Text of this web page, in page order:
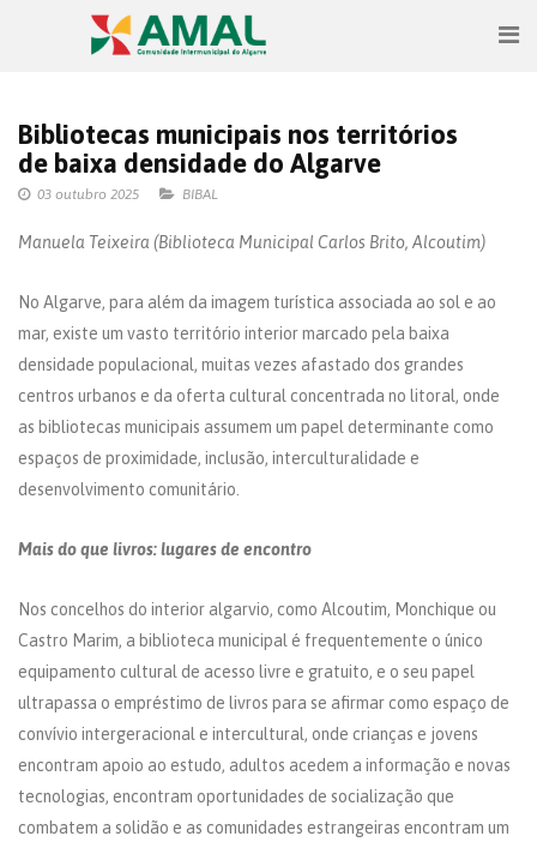
Bibliotecas municipais nos territórios
de baixa densidade do Algarve
03 outubro 2025 BIBAL
Manuela Teixeira (Biblioteca Municipal Carlos Brito, Alcoutim)
No Algarve, para além da imagem turística associada ao sol e ao
mar, existe um vasto território interior marcado pela baixa
densidade populacional, muitas vezes afastado dos grandes
centros urbanos e da oferta cultural concentrada no litoral, onde
as bibliotecas municipais assumem um papel determinante como
espaços de proximidade, inclusão, interculturalidade e
desenvolvimento comunitário.
Mais do que livros: lugares de encontro
Nos concelhos do interior algarvio, como Alcoutim, Monchique ou
Castro Marim, a biblioteca municipal é frequentemente o único
equipamento cultural de acesso livre e gratuito, e o seu papel
ultrapassa o empréstimo de livros para se afirmar como espaço de
convívio intergeracional e intercultural, onde crianças e jovens
encontram apoio ao estudo, adultos acedem a informação e novas
tecnologias, encontram oportunidades de socialização que
combatem a solidão e as comunidades estrangeiras encontram um